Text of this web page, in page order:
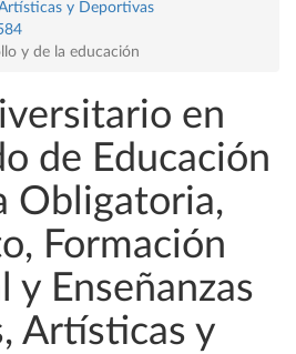
y Deportivas
y de la educación
en
de Educación
Obligatoria,
Formación
y Enseñanzas
Artísticas y